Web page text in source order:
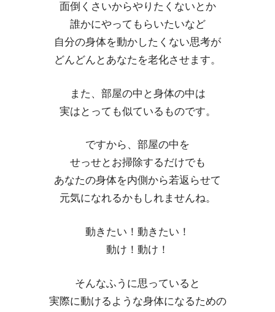
面倒くさいからやりたくないとか
誰かにやってもらいたいなど
自分の身体を動かしたくない思考が
どんどんとあなたを老化させます。
また、部屋の中と身体の中は
実はとっても似ているものです。
ですから、部屋の中を
せっせとお掃除するだけでも
あなたの身体を内側から若返らせて
元気になれるかもしれませんね。
動きたい！動きたい！
動け！動け！
そんなふうに思っていると
実際に動けるような身体になるための